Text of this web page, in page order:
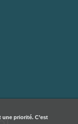
priorité. C’est